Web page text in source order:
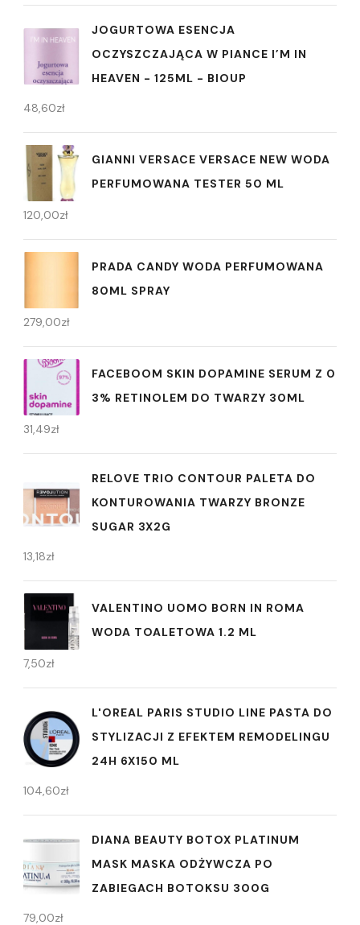
JOGURTOWA ESENCJA
OCZYSZCZAJĄCA W PIANCE I’M IN
HEAVEN - 125ML - BIOUP
48,60zł
GIANNI VERSACE VERSACE NEW WODA
PERFUMOWANA TESTER 50 ML
120,00zł
PRADA CANDY WODA PERFUMOWANA
80ML SPRAY
279,00zł
FACEBOOM SKIN DOPAMINE SERUM Z 0
3% RETINOLEM DO TWARZY 30ML
31,49zł
RELOVE TRIO CONTOUR PALETA DO
KONTUROWANIA TWARZY BRONZE
SUGAR 3X2G
13,18zł
VALENTINO UOMO BORN IN ROMA
WODA TOALETOWA 1.2 ML
7,50zł
L'OREAL PARIS STUDIO LINE PASTA DO
STYLIZACJI Z EFEKTEM REMODELINGU
24H 6X150 ML
104,60zł
DIANA BEAUTY BOTOX PLATINUM
MASK MASKA ODŻYWCZA PO
ZABIEGACH BOTOKSU 300G
79,00zł